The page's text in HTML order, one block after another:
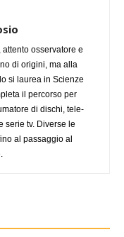
osservatore e
di origini, ma alla
si laurea in Scienze
il percorso per
di dischi, tele-
serie tv. Diverse le
al passaggio al